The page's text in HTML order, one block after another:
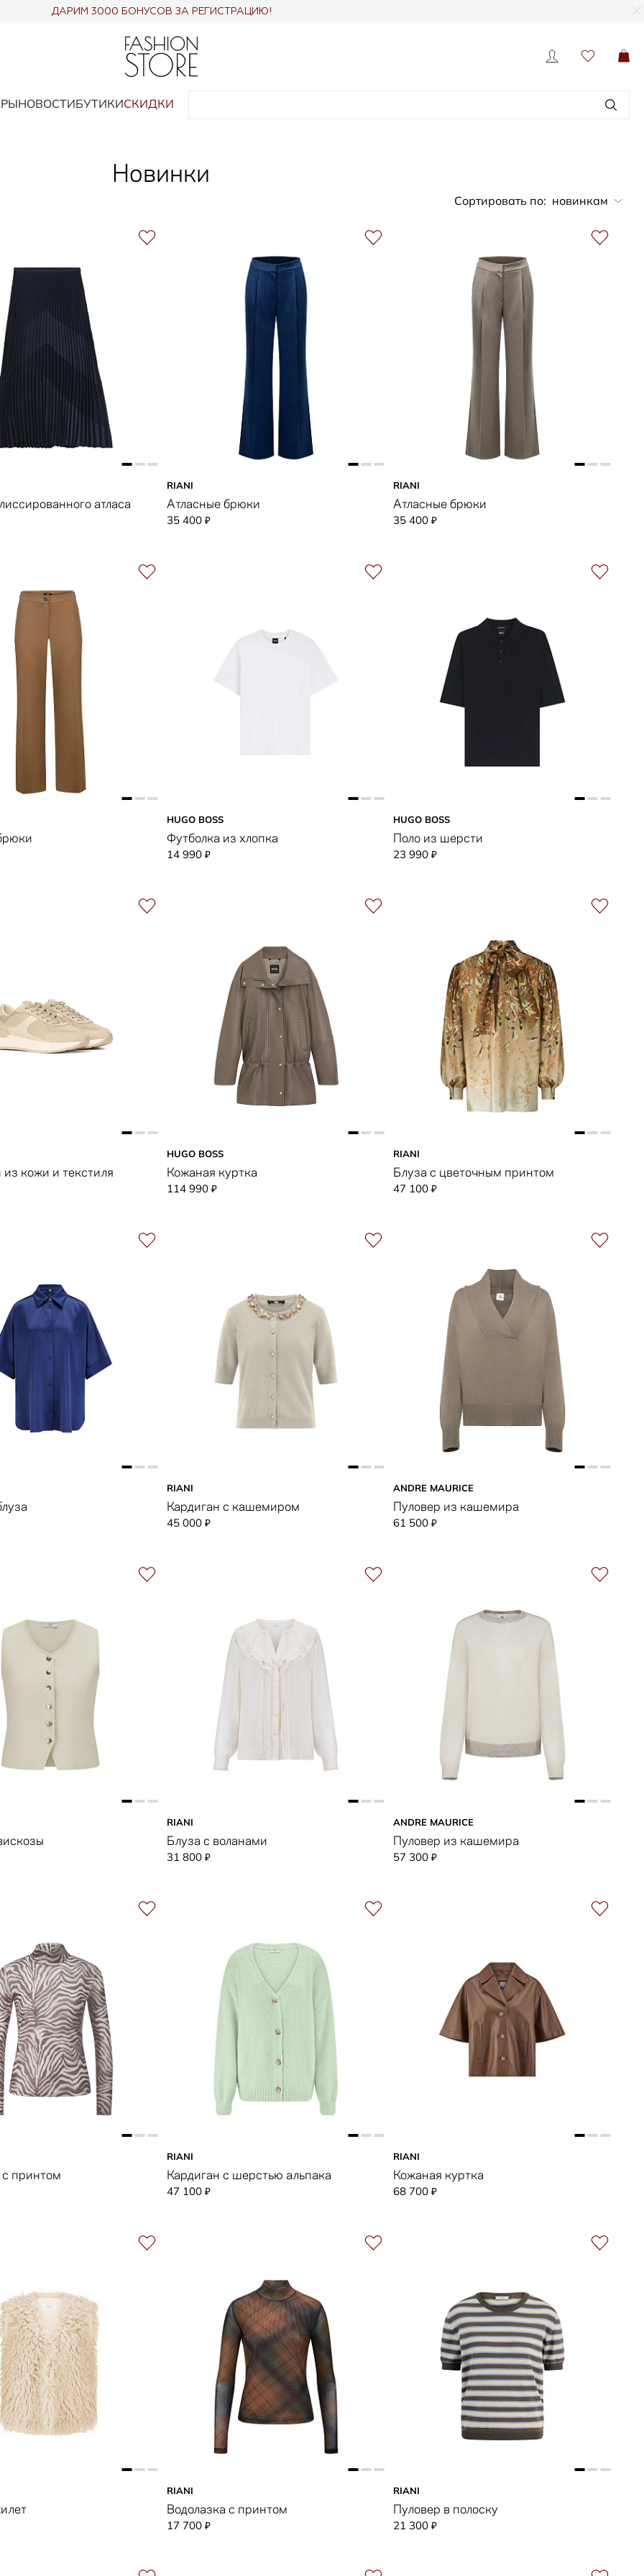
ДАРИМ 3000 БОНУСОВ ЗА РЕГИСТРАЦИЮ!
НОВОСТИБУТИКИСКИДКИ
Новинки
Сортировать по: новинкам
атласа
RIANI
Атласные брюки
35 400 ₽
RIANI
Атласные брюки
35 400 ₽
HUGO BOSS
Футболка из хлопка
14 990 ₽
HUGO BOSS
Поло из шерсти
23 990 ₽
кожи и текстиля
HUGO BOSS
Кожаная куртка
114 990 ₽
RIANI
Блуза с цветочным принтом
47 100 ₽
RIANI
Кардиган с кашемиром
45 000 ₽
ANDRE MAURICE
Пуловер из кашемира
61 500 ₽
RIANI
Блуза с воланами
31 800 ₽
ANDRE MAURICE
Пуловер из кашемира
57 300 ₽
принтом
RIANI
Кардиган с шерстью альпака
47 100 ₽
RIANI
Кожаная куртка
68 700 ₽
RIANI
Водолазка с принтом
17 700 ₽
RIANI
Пуловер в полоску
21 300 ₽